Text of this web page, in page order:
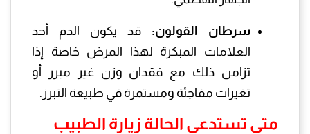
سرطان القولون: قد يكون الدم أحد
العلامات المبكرة لهذا المرض خاصة إذا
تزامن ذلك مع فقدان وزن غير مبرر أو
تغيرات مفاجئة ومستمرة في طبيعة التبرز.
متى تستدعي الحالة زيارة الطبيب